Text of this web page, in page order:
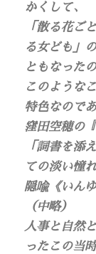
かくして、
「散る花ご
る女ども」
ともなった
このような
特色なのであ
窪田空穂の
「詞書を添
ての淡い憧
隠喩《いん
（中略）
人事と自然
ったこの当